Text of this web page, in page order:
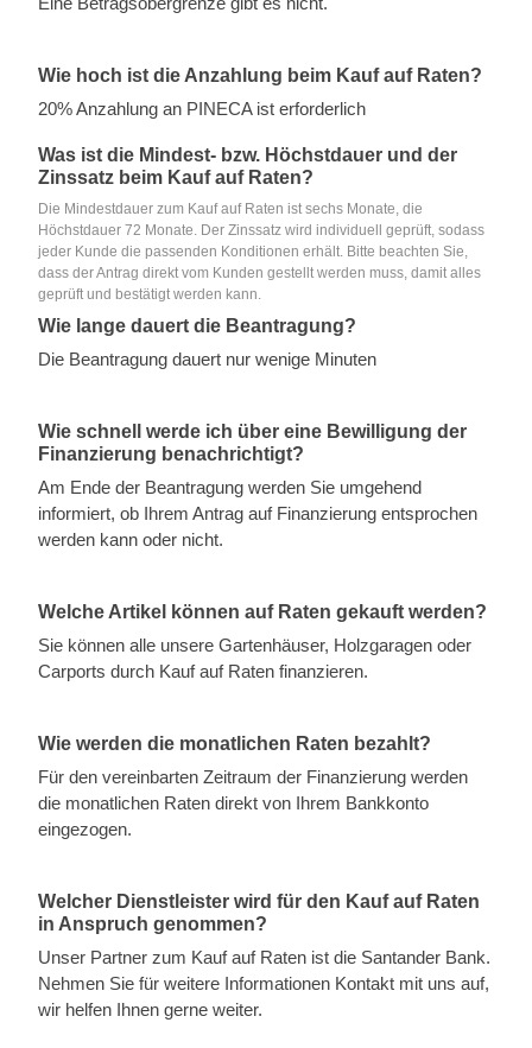
Wie hoch ist die Anzahlung beim Kauf auf Raten?
20% Anzahlung an PINECA ist erforderlich
Was ist die Mindest- bzw. Höchstdauer und der
Zinssatz beim Kauf auf Raten?
Die Mindestdauer zum Kauf auf Raten ist sechs Monate, die
Höchstdauer 72 Monate. Der Zinssatz wird individuell geprüft, sodass
jeder Kunde die passenden Konditionen erhält. Bitte beachten Sie,
dass der Antrag direkt vom Kunden gestellt werden muss, damit alles
geprüft und bestätigt werden kann.
Wie lange dauert die Beantragung?
Die Beantragung dauert nur wenige Minuten
Wie schnell werde ich über eine Bewilligung der
Finanzierung benachrichtigt?
Am Ende der Beantragung werden Sie umgehend
informiert, ob Ihrem Antrag auf Finanzierung entsprochen
werden kann oder nicht.
Welche Artikel können auf Raten gekauft werden?
Sie können alle unsere Gartenhäuser, Holzgaragen oder
Carports durch Kauf auf Raten finanzieren.
Wie werden die monatlichen Raten bezahlt?
Für den vereinbarten Zeitraum der Finanzierung werden
die monatlichen Raten direkt von Ihrem Bankkonto
eingezogen.
Welcher Dienstleister wird für den Kauf auf Raten
in Anspruch genommen?
Unser Partner zum Kauf auf Raten ist die Santander Bank.
Nehmen Sie für weitere Informationen Kontakt mit uns auf,
wir helfen Ihnen gerne weiter.